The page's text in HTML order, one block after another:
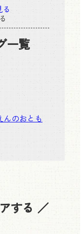
る
一覧
んのおとも
する ／